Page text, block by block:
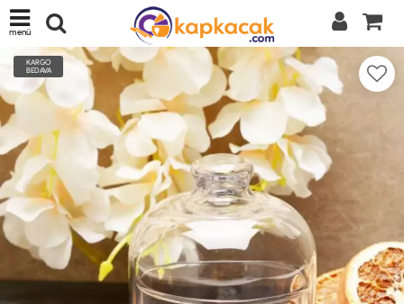
menü
KARGO
BEDAVA